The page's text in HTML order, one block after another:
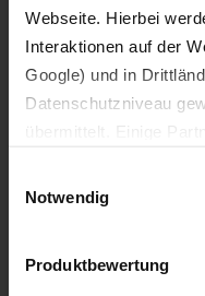
Webseite. Hierbei
Interaktionen auf der
Google) und in
Datenschutzniveau
(z.B. zur
. Dort können Sie Ihre
Notwendig
Produktbewertung